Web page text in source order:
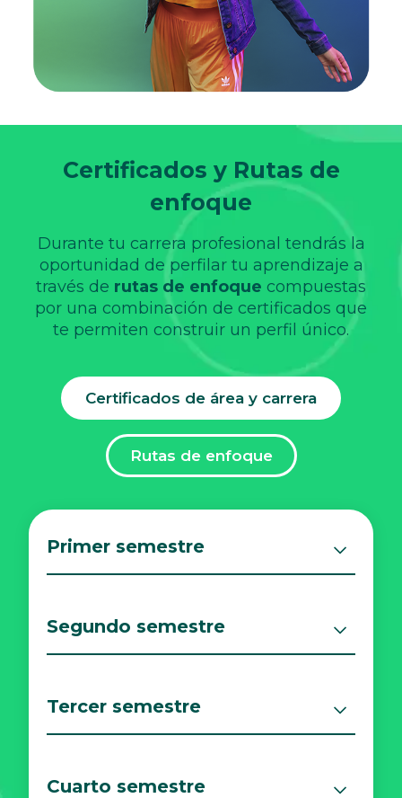
Certificados y Rutas de
enfoque
Durante tu carrera profesional tendrás la
oportunidad de perfilar tu aprendizaje a
través de rutas de enfoque compuestas
por una combinación de certificados que
te permiten construir un perfil único.
Certificados de área y carrera
Rutas de enfoque
Primer semestre
Segundo semestre
Tercer semestre
Cuarto semestre